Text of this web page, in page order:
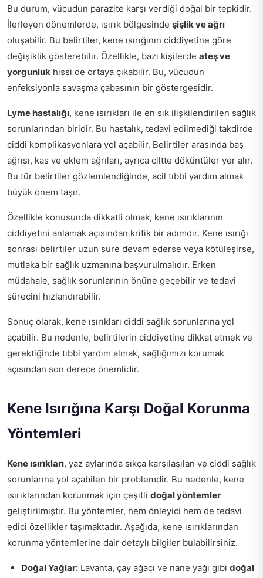
Bu durum, vücudun parazite karşı verdiği doğal bir tepkidir.
İlerleyen dönemlerde, ısırık bölgesinde şişlik ve ağrı
oluşabilir. Bu belirtiler, kene ısırığının ciddiyetine göre
değişiklik gösterebilir. Özellikle, bazı kişilerde ateş ve
yorgunluk hissi de ortaya çıkabilir. Bu, vücudun
enfeksiyonla savaşma çabasının bir göstergesidir.
Lyme hastalığı, kene ısırıkları ile en sık ilişkilendirilen sağlık
sorunlarından biridir. Bu hastalık, tedavi edilmediği takdirde
ciddi komplikasyonlara yol açabilir. Belirtiler arasında baş
ağrısı, kas ve eklem ağrıları, ayrıca ciltte döküntüler yer alır.
Bu tür belirtiler gözlemlendiğinde, acil tıbbi yardım almak
büyük önem taşır.
Özellikle konusunda dikkatli olmak, kene ısırıklarının
ciddiyetini anlamak açısından kritik bir adımdır. Kene ısırığı
sonrası belirtiler uzun süre devam ederse veya kötüleşirse,
mutlaka bir sağlık uzmanına başvurulmalıdır. Erken
müdahale, sağlık sorunlarının önüne geçebilir ve tedavi
sürecini hızlandırabilir.
Sonuç olarak, kene ısırıkları ciddi sağlık sorunlarına yol
açabilir. Bu nedenle, belirtilerin ciddiyetine dikkat etmek ve
gerektiğinde tıbbi yardım almak, sağlığımızı korumak
açısından son derece önemlidir.
Kene Isırığına Karşı Doğal Korunma
Yöntemleri
Kene ısırıkları, yaz aylarında sıkça karşılaşılan ve ciddi sağlık
sorunlarına yol açabilen bir problemdir. Bu nedenle, kene
ısırıklarından korunmak için çeşitli doğal yöntemler
geliştirilmiştir. Bu yöntemler, hem önleyici hem de tedavi
edici özellikler taşımaktadır. Aşağıda, kene ısırıklarından
korunma yöntemlerine dair detaylı bilgiler bulabilirsiniz.
Doğal Yağlar: Lavanta, çay ağacı ve nane yağı gibi doğal